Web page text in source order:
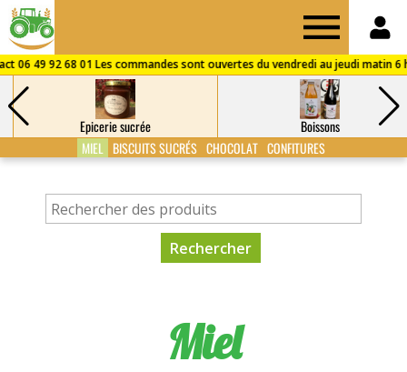
des
Fermes
de
Epicerie sucrée
Boissons
MIEL
BISCUITS SUCRÉS CHOCOLAT CONFITURES
Miel